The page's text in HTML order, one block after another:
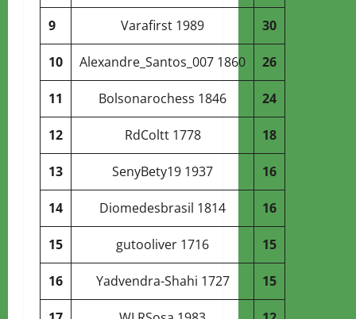
9 Varafirst 1989 30
10 Alexandre_Santos_007 1860 26
11 Bolsonarochess 1846 24
12 RdColtt1778 18
13 SenyBety19 1937 16
14 Diomedesbrasil 1814 16
15 gutooliver 1716 15
16 Yadvendra-Shahi 1727 15